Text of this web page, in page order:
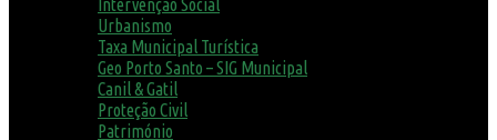
Intervenção Social
Urbanismo
Taxa Municipal Turística
Geo Porto Santo – SIG Municipal
Canil & Gatil
Proteção Civil
Património